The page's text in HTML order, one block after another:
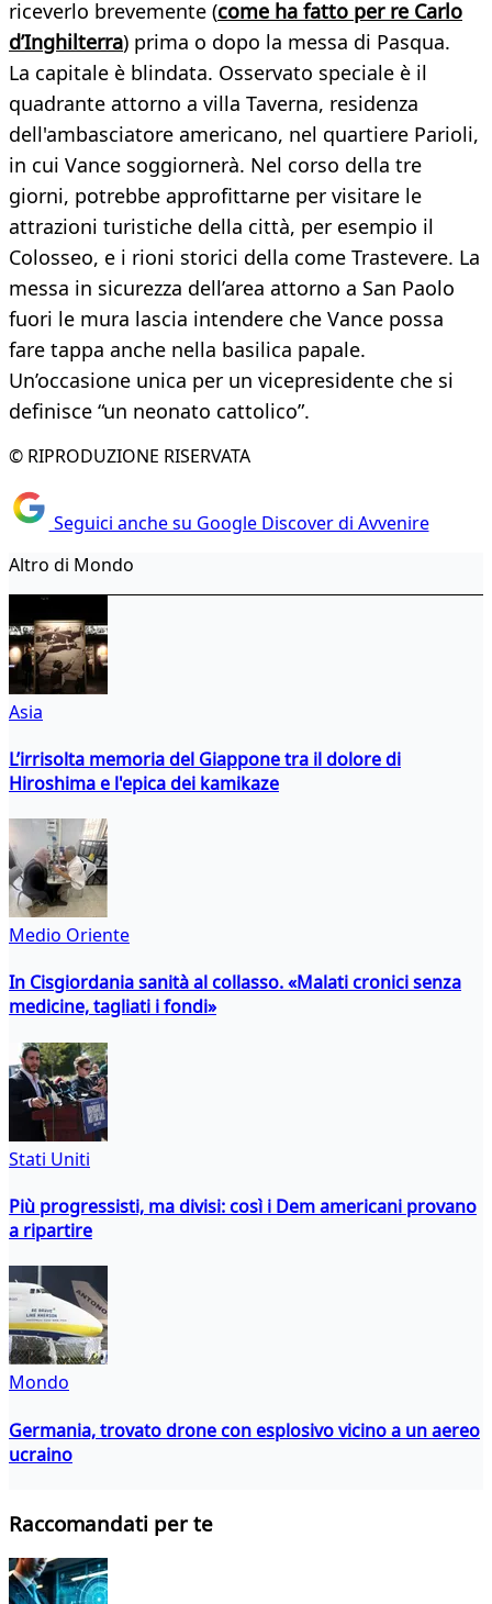
riceverlo brevemente (come ha fatto per re Carlo
d’Inghilterra) prima o dopo la messa di Pasqua.
La capitale è blindata. Osservato speciale è il
quadrante attorno a villa Taverna, residenza
dell'ambasciatore americano, nel quartiere Parioli,
in cui Vance soggiornerà. Nel corso della tre
giorni, potrebbe approfittarne per visitare le
attrazioni turistiche della città, per esempio il
Colosseo, e i rioni storici della come Trastevere. La
messa in sicurezza dell’area attorno a San Paolo
fuori le mura lascia intendere che Vance possa
fare tappa anche nella basilica papale.
Un’occasione unica per un vicepresidente che si
definisce “un neonato cattolico”.
© RIPRODUZIONE RISERVATA
Seguici anche su Google Discover di Avvenire
Altro di Mondo
Asia
L’irrisolta memoria del Giappone tra il dolore di
Hiroshima e l'epica dei kamikaze
Medio Oriente
In Cisgiordania sanità al collasso. «Malati cronici senza
medicine, tagliati i fondi»
Stati Uniti
Più progressisti, ma divisi: così i Dem americani provano
a ripartire
Mondo
Germania, trovato drone con esplosivo vicino a un aereo
ucraino
Raccomandati per te